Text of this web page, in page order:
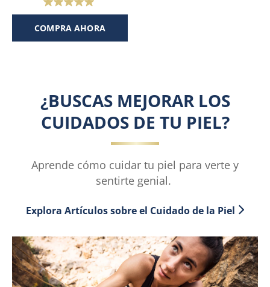
5.0
de
COMPRA AHORA
¿BUSCAS MEJORAR LOS
CUIDADOS DE TU PIEL?
Aprende cómo cuidar tu piel para verte y
sentirte genial.
Explora Artículos sobre el Cuidado de la Piel